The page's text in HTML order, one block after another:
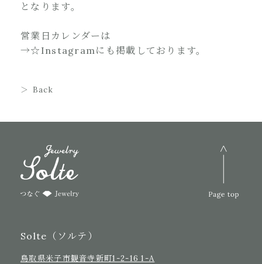
となります。
営業日カレンダーは
→☆Instagramにも掲載しております。
Back
Solte（ソルテ）
鳥取県米子市観音寺新町1-2-16 1-A